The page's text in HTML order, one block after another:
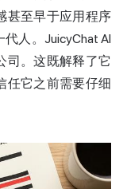
甚至早于应用程序
人。JuicyChat AI
司。这既解释了它
任它之前需要仔细